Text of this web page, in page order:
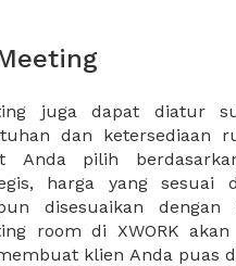
klien Anda puas